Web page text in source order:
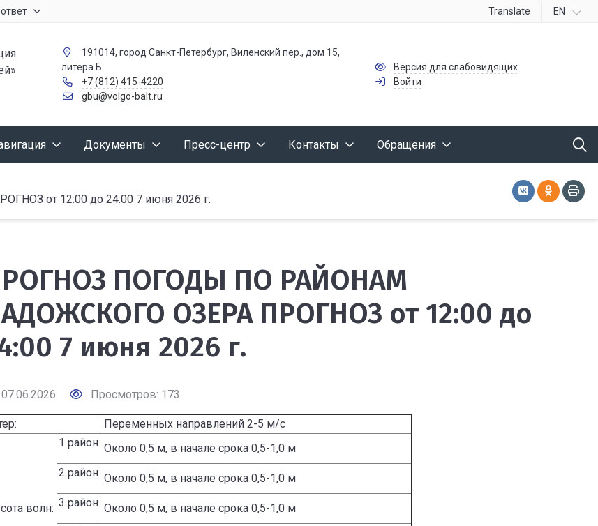
Translate EN
191014, город Санкт-Петербург, Виленский пер., дом 15,
литера Б
+7 (812) 415-4220
gbu@volgo-balt.ru
Версия для слабовидящих
Войти
Документы Пресс-центр Контакты Обращения
от 12:00 до 24:00 7 июня 2026 г.
ПОГОДЫ ПО РАЙОНАМ
ОЗЕРА ПРОГНОЗ от 12:00 до
7 июня 2026 г.
07.06.2026 Просмотров: 173
Переменных направлений 2-5 м/с
волн:
1 район Около 0,5 м, в начале срока 0,5-1,0 м
2 район Около 0,5 м, в начале срока 0,5-1,0 м
3 район Около 0,5 м, в начале срока 0,5-1,0 м